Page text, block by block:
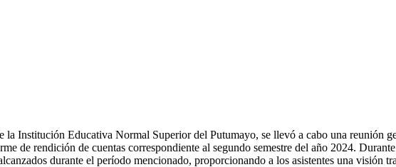
la Institución Educativa Normal Superior del Putumayo, se llevó a cabo una reunión
de rendición de cuentas correspondiente al segundo semestre del año 2024.
durante el período mencionado, proporcionando a los asistentes una visión